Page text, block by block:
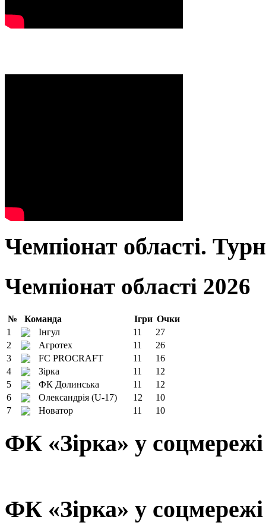
Чемпіонат області.
Чемпіонат області 2026
№ Команда Ігри Очки
1
Інгул 11
27
2
Агротех 11
26
3
FC PROCRAFT 11
16
4
Зірка 11
12
5
ФК Долинська 11
12
6
Олександрія (U-17) 12
10
7
Новатор 11 10
ФК «Зірка» у
ФК «Зірка» у